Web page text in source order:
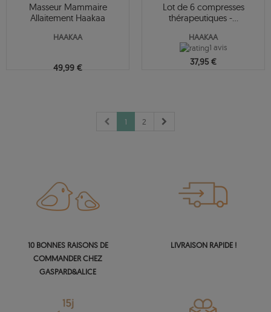
Masseur Mammaire
Allaitement Haakaa
HAAKAA
49,99 €
Lot de 6 compresses
thérapeutiques -...
HAAKAA
1 avis
37,95 €
1 2
10 BONNES RAISONS DE
COMMANDER CHEZ
GASPARD&ALICE
LIVRAISON RAPIDE !